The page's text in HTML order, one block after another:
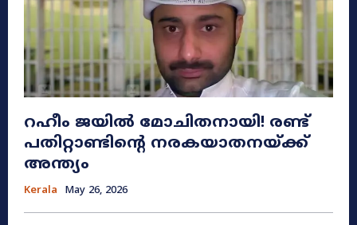
റഹീം ജയിൽ മോചിതനായി! രണ്ട്
പതിറ്റാണ്ടിന്റെ നരകയാതനയ്ക്ക്
അന്ത്യം
Kerala May 26, 2026